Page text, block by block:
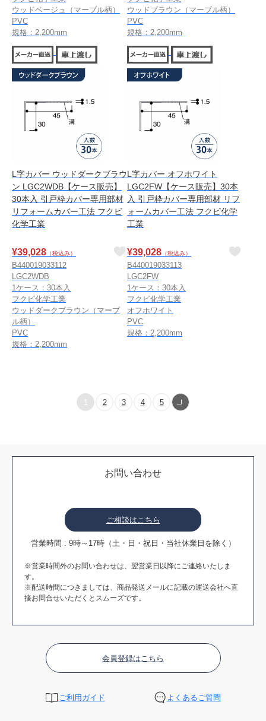
ウッドベージュ（マーブル柄）
PVC
規格：2,200mm
ウッドブラウン（マーブル柄）
PVC
規格：2,200mm
L字カバー ウッドダークブラウ
ン LGC2WDB【ケース販売】
30本入 引戸枠カバー専用部材
リフォームカバー工法 フクビ
化学工業
¥39,028 （税込み）
B440019033112
LGC2WDB
1ケース：30本入
フクビ化学工業
ウッドダークブラウン（マーブ
ル柄）
PVC
規格：2,200mm
L字カバー オフホワイト
LGC2FW【ケース販売】30本
入 引戸枠カバー専用部材 リフ
ォームカバー工法 フクビ化学
工業
¥39,028 （税込み）
B440019033113
LGC2FW
1ケース：30本入
フクビ化学工業
オフホワイト
PVC
規格：2,200mm
1 2 3 4 5
お問い合わせ
ご相談はこちら
営業時間 : 9時～17時（土・日・祝日・当社休業日を除く）
※営業時間外のお問い合わせは、翌営業日以降にご連絡いたしま
す。
※配送時間につきましては、商品発送メールに記載の運送会社へ直
接お問合せいただくとスムーズです。
会員登録はこちら
ご利用ガイド よくあるご質問